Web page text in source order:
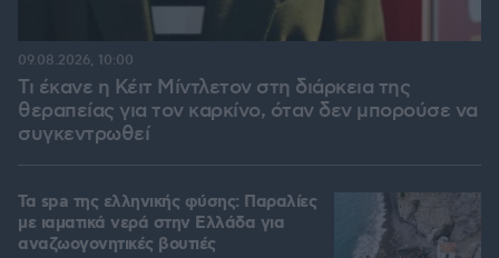
Τι έκανε η Κέιτ Μίντλετον στη διάρκεια της
θεραπείας για τον καρκίνο, όταν δεν μπορούσε να
συγκεντρωθεί
09.08.2026, 10:00
Τα spa της ελληνικής φύσης: Παραλίες
με ιαματικά νερά στην Ελλάδα για
αναζωογονητικές βουτιές